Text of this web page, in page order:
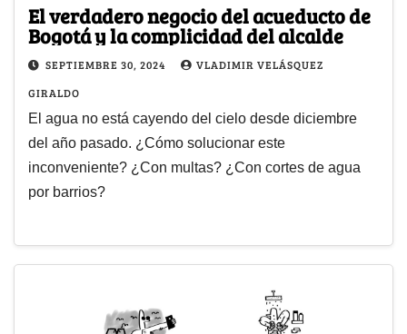
El verdadero negocio del acueducto de
Bogotá y la complicidad del alcalde
SEPTIEMBRE 30, 2024
VLADIMIR VELÁSQUEZ
GIRALDO
El agua no está cayendo del cielo desde diciembre
del año pasado. ¿Cómo solucionar este
inconveniente? ¿Con multas? ¿Con cortes de agua
por barrios?